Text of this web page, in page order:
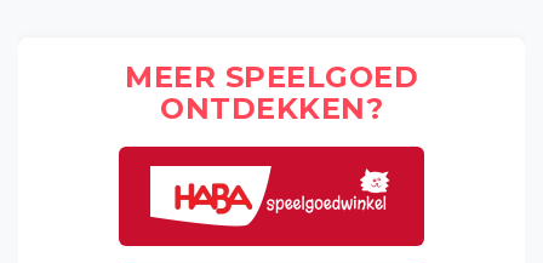
MEER SPEELGOED
ONTDEKKEN?